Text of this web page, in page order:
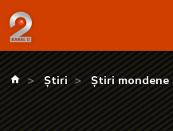
Oana Roman, mesaj
kanald.ro
Știri Știri mondene